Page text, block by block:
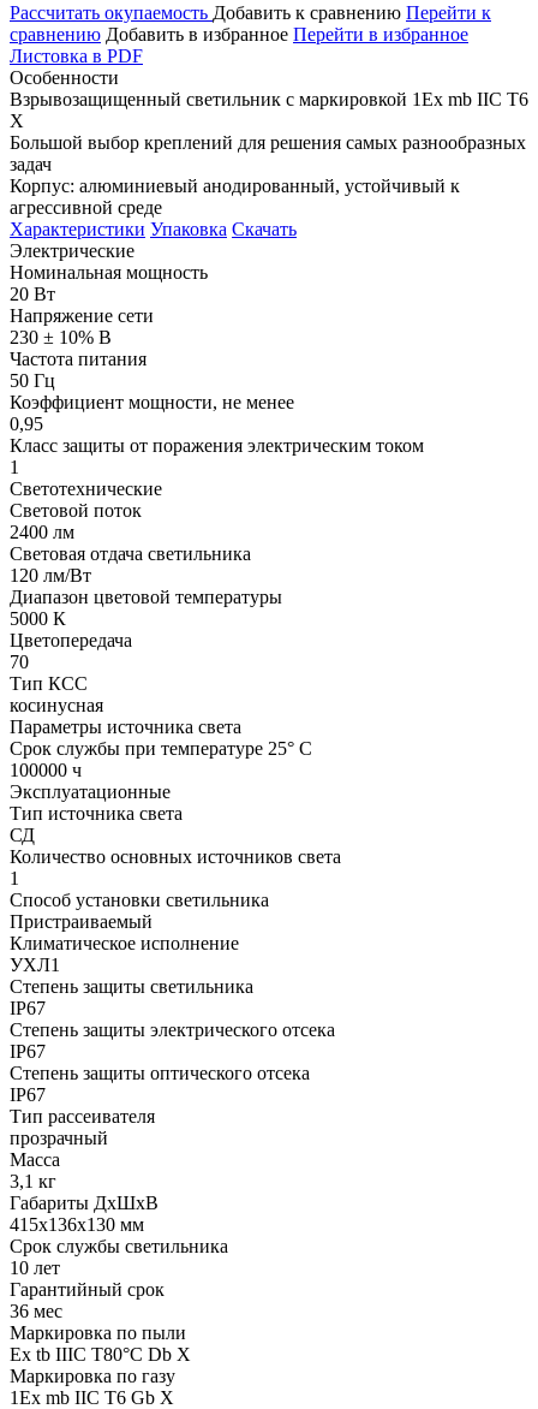
Рассчитать окупаемость Добавить к сравнению Перейти к
сравнению Добавить в избранное Перейти в избранное
Листовка в PDF
Особенности
Взрывозащищенный светильник с маркировкой 1Ex mb IIС T6
X
Большой выбор креплений для решения самых разнообразных
задач
Корпус: алюминиевый анодированный, устойчивый к
агрессивной среде
Характеристики Упаковка Скачать
Электрические
Номинальная мощность
20 Вт
Напряжение сети
230 ± 10% В
Частота питания
50 Гц
Коэффициент мощности, не менее
0,95
Класс защиты от поражения электрическим током
1
Светотехнические
Световой поток
2400 лм
Световая отдача светильника
120 лм/Вт
Диапазон цветовой температуры
5000 К
Цветопередача
70
Тип КСС
косинусная
Параметры источника света
Срок службы при температуре 25° С
100000 ч
Эксплуатационные
Тип источника света
СД
Количество основных источников света
1
Способ установки светильника
Пристраиваемый
Климатическое исполнение
УХЛ1
Степень защиты светильника
IP67
Степень защиты электрического отсека
IP67
Степень защиты оптического отсека
IP67
Тип рассеивателя
прозрачный
Масса
3,1 кг
Габариты ДхШхВ
415x136x130 мм
Срок службы светильника
10 лет
Гарантийный срок
36 мес
Маркировка по пыли
Ex tb IIIC T80°С Db X
Маркировка по газу
1Ex mb IIC T6 Gb X